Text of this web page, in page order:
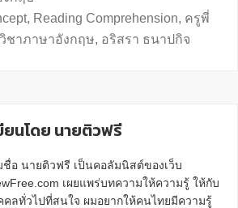
, Reading Comprehension, ครูพี่
วิชาภาษาอังกฤษ, อริสรา ธนาปกิจ
ยนโดย นายติวฟรี
ชื่อ นายติวฟรี เป็นคอลัมนิสต์ของเว็บ
เผยแพร่บทความให้ความรู้ ให้กับ
คลทั่วไปที่สนใจ ผมอยากให้คนไทยมีความรู้